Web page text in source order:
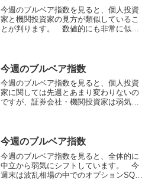
今週のブルベア指数を見ると、個人投資
家と機関投資家の見方が類似しているこ
とが判ります。 数値的にも非常に似通
>>証券会社 強気：２...
今週のブルベア指数
今週のブルベア指数を見ると、個人投資
家に関しては先週とあまり変わりないの
ですが、証券会社・機関投資家は弱気に
ではないかとの見方もある模様...
今週のブルベア指数
今週のブルベア指数を見ると、全体的に
中立から弱気にシフトしています。 今
週末は波乱相場の中でのオプションSQと